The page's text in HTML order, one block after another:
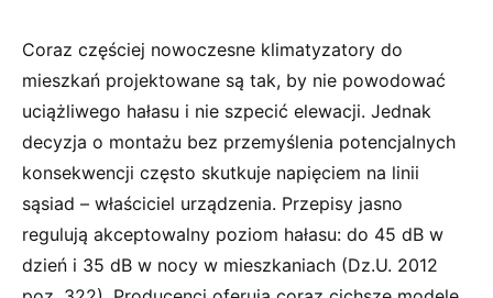
Coraz częściej nowoczesne klimatyzatory do
mieszkań projektowane są tak, by nie powodować
uciążliwego hałasu i nie szpecić elewacji. Jednak
decyzja o montażu bez przemyślenia potencjalnych
konsekwencji często skutkuje napięciem na linii
sąsiad – właściciel urządzenia. Przepisy jasno
regulują akceptowalny poziom hałasu: do 45 dB w
dzień i 35 dB w nocy w mieszkaniach (Dz.U. 2012